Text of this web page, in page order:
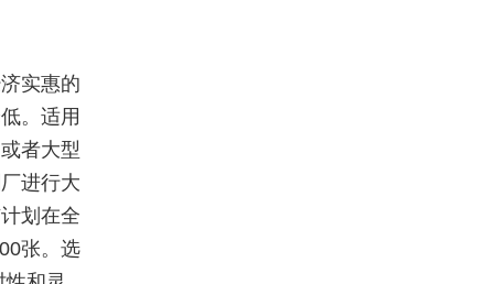
实惠的
。适用
者大型
进行大
划在全
张。选